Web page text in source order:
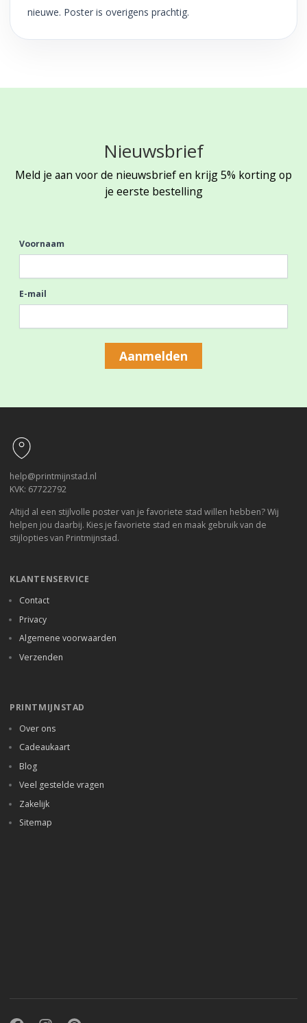
nieuwe. Poster is overigens prachtig.
Nieuwsbrief
Meld je aan voor de nieuwsbrief en krijg 5% korting op
je eerste bestelling
Voornaam
E-mail
Aanmelden
help@printmijnstad.nl
KVK: 67722792
Altijd al een stijlvolle poster van je favoriete stad willen hebben? Wij
helpen jou daarbij. Kies je favoriete stad en maak gebruik van de
stijlopties van Printmijnstad.
KLANTENSERVICE
Contact
Privacy
Algemene voorwaarden
Verzenden
PRINTMIJNSTAD
Over ons
Cadeaukaart
Blog
Veel gestelde vragen
Zakelijk
Sitemap